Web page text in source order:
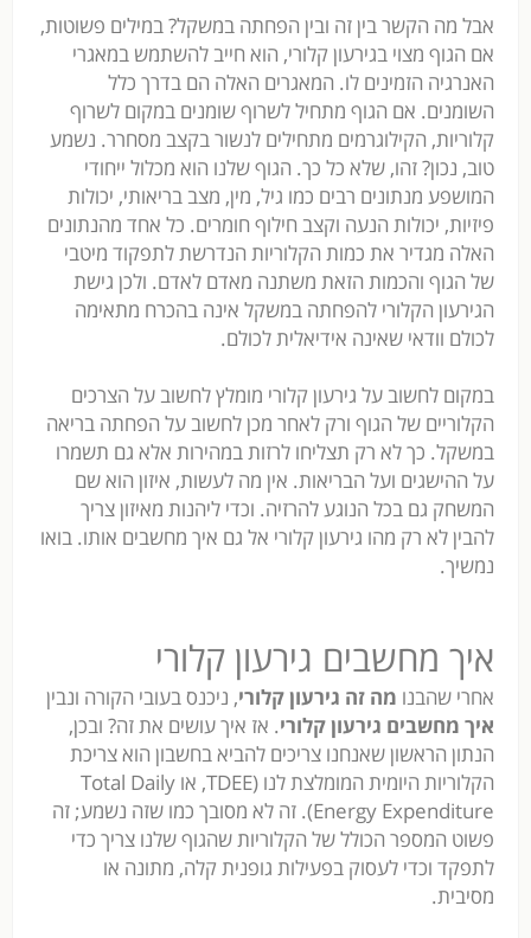
אבל מה הקשר בין זה ובין הפחתה במשקל? במילים פשוטות,
אם הגוף מצוי בגירעון קלורי, הוא חייב להשתמש במאגרי
האנרגיה הזמינים לו. המאגרים האלה הם בדרך כלל
השומנים. אם הגוף מתחיל לשרוף שומנים במקום לשרוף
קלוריות, הקילוגרמים מתחילים לנשור בקצב מסחרר. נשמע
טוב, נכון? זהו, שלא כל כך. הגוף שלנו הוא מכלול ייחודי
המושפע מנתונים רבים כמו גיל, מין, מצב בריאותי, יכולות
פיזיות, יכולות הנעה וקצב חילוף חומרים. כל אחד מהנתונים
האלה מגדיר את כמות הקלוריות הנדרשת לתפקוד מיטבי
של הגוף והכמות הזאת משתנה מאדם לאדם. ולכן גישת
הגירעון הקלורי להפחתה במשקל אינה בהכרח מתאימה
לכולם וודאי שאינה אידיאלית לכולם.
במקום לחשוב על גירעון קלורי מומלץ לחשוב על הצרכים
הקלוריים של הגוף ורק לאחר מכן לחשוב על הפחתה בריאה
במשקל. כך לא רק תצליחו לרזות במהירות אלא גם תשמרו
על ההישגים ועל הבריאות. אין מה לעשות, איזון הוא שם
המשחק גם בכל הנוגע להרזיה. וכדי ליהנות מאיזון צריך
להבין לא רק מהו גירעון קלורי אל גם איך מחשבים אותו. בואו
נמשיך.
איך מחשבים גירעון קלורי
אחרי שהבנו מה זה גירעון קלורי, ניכנס בעובי הקורה ונבין
איך מחשבים גירעון קלורי. אז איך עושים את זה? ובכן,
הנתון הראשון שאנחנו צריכים להביא בחשבון הוא צריכת
הקלוריות היומית המומלצת לנו (TDEE, או Total Daily
Energy Expenditure). זה לא מסובך כמו שזה נשמע; זה
פשוט המספר הכולל של הקלוריות שהגוף שלנו צריך כדי
לתפקד וכדי לעסוק בפעילות גופנית קלה, מתונה או
מסיבית.